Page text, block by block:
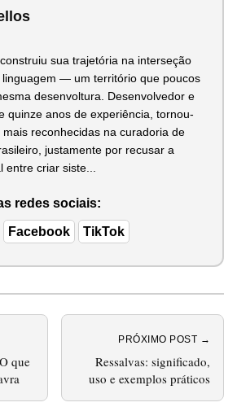
sua trajetória na interseção
— um território que poucos
desenvoltura. Desenvolvedor e
quinze anos de experiência, tornou-
reconhecidas na curadoria de
justamente por recusar a
criar siste...
redes sociais:
Facebook TikTok
que
PRÓXIMO POST →
Ressalvas: significado,
uso e exemplos práticos